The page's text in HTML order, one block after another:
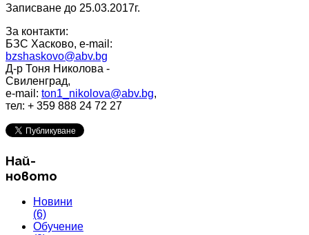
Записване до 25.03.2017г.
За контакти:
БЗС Хасково, e-mail:
bzshaskovo@abv.bg
Д-р Тоня Николова -
Свиленград,
е-mail: ton1_nikolova@abv.bg,
тел: + 359 888 24 72 27
Най-
новото
Новини
(6)
Обучение